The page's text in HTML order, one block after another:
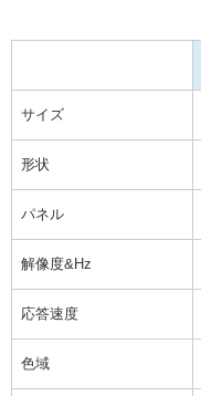
サイズ
形状
パネル
解像度&Hz
応答速度
色域